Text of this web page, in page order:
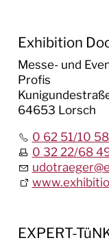
Exhibition
Messe- und
Profis
64653 Lorsch
0 62 51/10
0 32 22/68
udotraeger@
EXPERT-